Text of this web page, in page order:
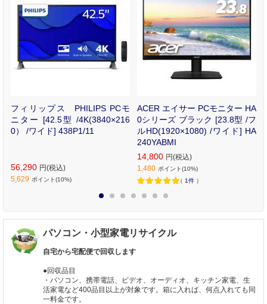
フィリップス PHILIPS PCモ
ニター [42.5型 /4K(3840×216
0） /ワイド] 438P1/11
56,290 円(税込)
5,629 ポイント(10%)
ACER エイサー PCモニター HA
0シリーズ ブラック [23.8型 /フ
ルHD(1920×1080) /ワイド] HA
240YABMI
14,800 円(税込)
1,480 ポイント(10%)
（ 1件 ）
パソコン・小型家電リサイクル
自宅から宅配便で回収します
●回収品目
・パソコン、携帯電話、ビデオ、オーディオ、キッチン家電、生
活家電など400品目以上が対象です。箱に入れば、何点入れても同
一料金です。